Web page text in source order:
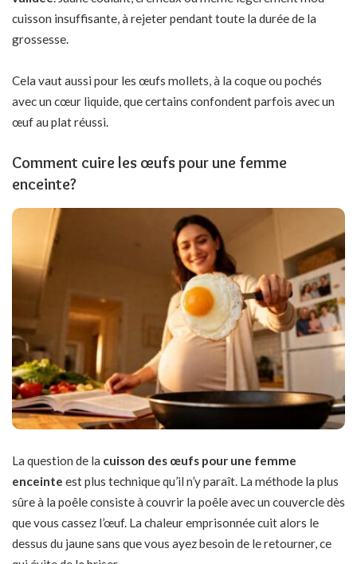
cuisson insuffisante, à rejeter pendant toute la durée de la
grossesse.
Cela vaut aussi pour les œufs mollets, à la coque ou pochés
avec un cœur liquide, que certains confondent parfois avec un
œuf au plat réussi.
Comment cuire les œufs pour une femme
enceinte?
La question de la cuisson des œufs pour une femme
enceinte est plus technique qu’il n’y paraît. La méthode la plus
sûre à la poêle consiste à couvrir la poêle avec un couvercle dès
que vous cassez l’œuf. La chaleur emprisonnée cuit alors le
dessus du jaune sans que vous ayez besoin de le retourner, ce